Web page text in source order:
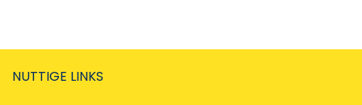
NUTTIGE LINKS